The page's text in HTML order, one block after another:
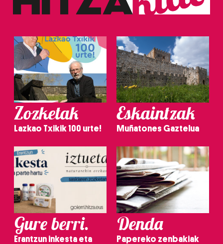
Zozketak
Lazkao Txikik 100 urte!
Eskaintzak
Muñatones Gaztelua
Gure berri.
Erantzun inkesta eta
Denda
Papereko zenbakiak